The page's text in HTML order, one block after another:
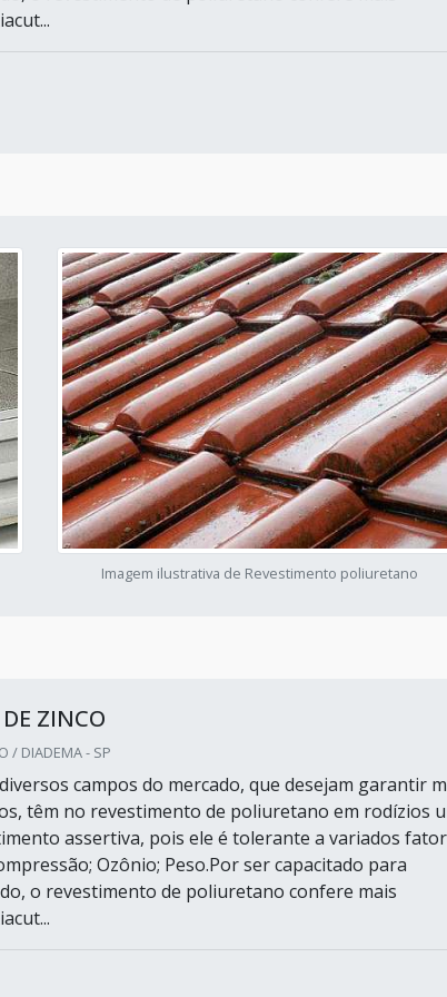
Imagem ilustrativa de Revestimento poliuretano
ZINCO
/ DIADEMA - SP
campos do mercado, que desejam garantir
têm no revestimento de poliuretano em rodízios
assertiva, pois ele é tolerante a variados
Ozônio; Peso.Por ser capacitado para
o revestimento de poliuretano confere mais